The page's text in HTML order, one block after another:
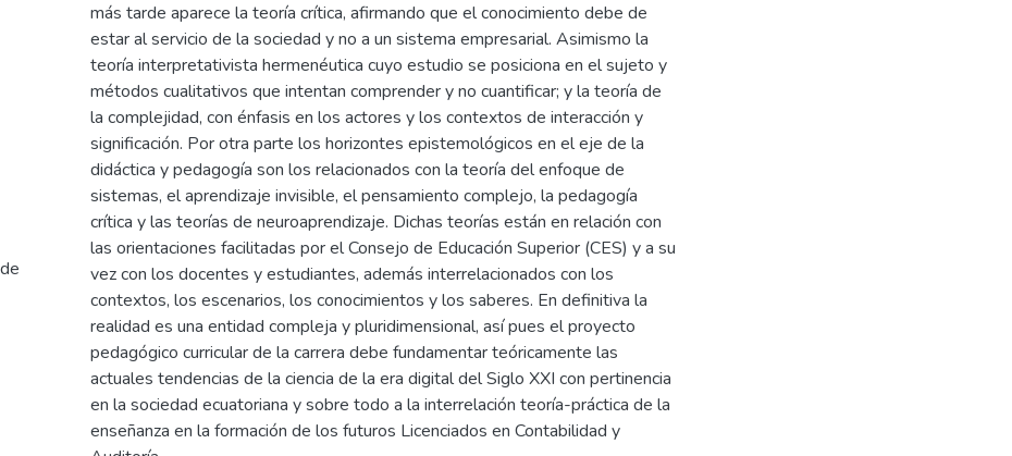
más tarde aparece la teoría crítica, afirmando que el conocimiento debe de
estar al servicio de la sociedad y no a un sistema empresarial. Asimismo la
teoría interpretativista hermenéutica cuyo estudio se posiciona en el sujeto y
métodos cualitativos que intentan comprender y no cuantificar; y la teoría de
la complejidad, con énfasis en los actores y los contextos de interacción y
significación. Por otra parte los horizontes epistemológicos en el eje de la
didáctica y pedagogía son los relacionados con la teoría del enfoque de
sistemas, el aprendizaje invisible, el pensamiento complejo, la pedagogía
crítica y las teorías de neuroaprendizaje. Dichas teorías están en relación con
las orientaciones facilitadas por el Consejo de Educación Superior (CES) y a su
vez con los docentes y estudiantes, además interrelacionados con los
contextos, los escenarios, los conocimientos y los saberes. En definitiva la
realidad es una entidad compleja y pluridimensional, así pues el proyecto
pedagógico curricular de la carrera debe fundamentar teóricamente las
actuales tendencias de la ciencia de la era digital del Siglo XXI con pertinencia
en la sociedad ecuatoriana y sobre todo a la interrelación teoría-práctica de la
enseñanza en la formación de los futuros Licenciados en Contabilidad y